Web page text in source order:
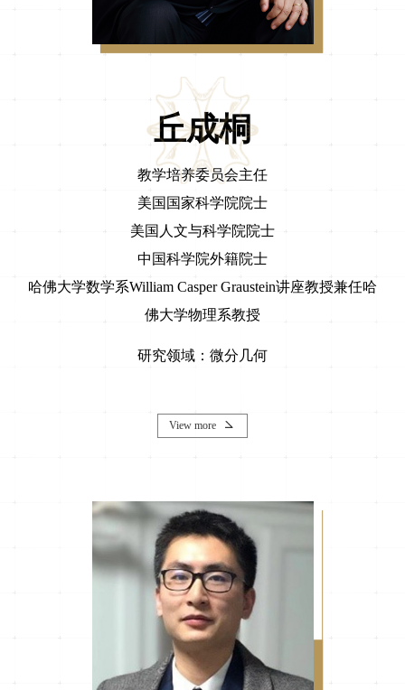
丘成桐
教学培养委员会主任
美国国家科学院院士
美国人文与科学院院士
中国科学院外籍院士
哈佛大学数学系William Casper Graustein讲座教授兼任哈
佛大学物理系教授
研究领域：微分几何
View more